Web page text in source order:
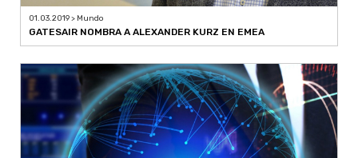
01.03.2019 > Mundo
GATESAIR NOMBRA A ALEXANDER KURZ EN EMEA